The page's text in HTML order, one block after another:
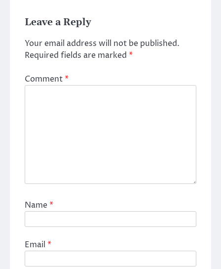
Leave a Reply
Your email address will not be published.
Required fields are marked *
Comment*
Name*
Email *